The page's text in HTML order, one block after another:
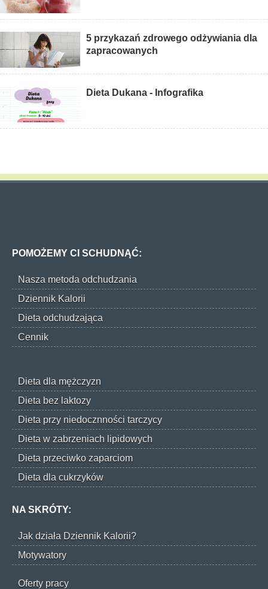
5 przykazań zdrowego odżywiania dla
zapracowanych
Dieta Dukana - Infografika
POMOŻEMY CI SCHUDNĄĆ:
Nasza metoda odchudzania
Dziennik Kalorii
Dieta odchudzająca
Cennik
Dieta dla mężczyzn
Dieta bez laktozy
Dieta przy niedocznności tarczycy
Dieta w zabrzeniach lipidowych
Dieta przeciwko zaparciom
Dieta dla cukrzyków
NA SKRÓTY:
Jak działa Dziennik Kalorii?
Motywatory
Oferty pracy